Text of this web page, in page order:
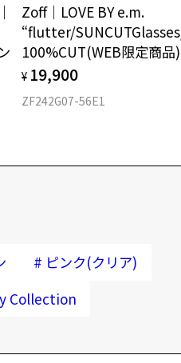
申し込み
賃はかかりませんので、必ずス
はお客様からの【商品発送メー
代金の他に加工賃として3,300
ご了承ください。
Zoff｜LOVE BY e.m.
“flutter/
100%CUT(WEB限定商品)
¥ 19,900
ZF242G07-56E1
# ピンク(クリア)
Collection